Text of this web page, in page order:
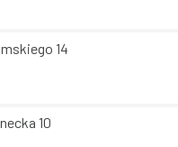
14
10